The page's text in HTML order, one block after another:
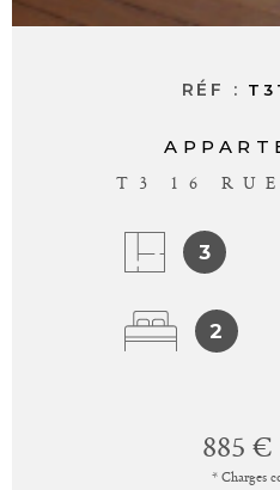
RÉF :
T3 16
3
2
885 €
* Charges